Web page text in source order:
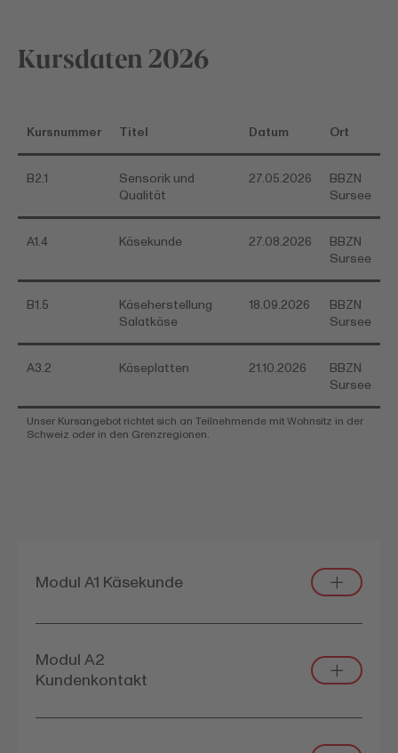
Kursdaten 2026
Unser Kursangebot richtet sich an Teilnehmende mit Wohnsitz in der
Schweiz oder in den Grenzregionen.
Kursnummer Titel Datum Ort
B2.1
Sensorik und
Qualität
27.05.2026
BBZN
Sursee
A1.4 Käsekunde 27.08.2026
BBZN
Sursee
B1.5
Käseherstellung
Salatkäse
18.09.2026
BBZN
Sursee
A3.2 Käseplatten 21.10.2026
BBZN
Sursee
Modul A1 Käsekunde
Modul A2
Kundenkontakt